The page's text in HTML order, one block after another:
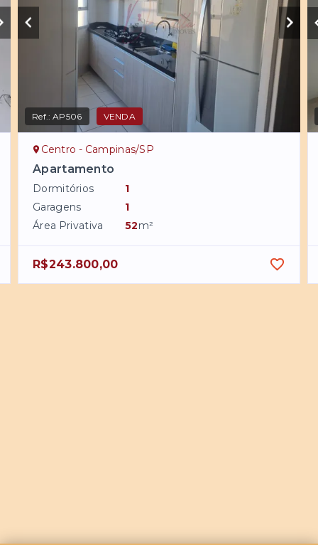
Ref.:AP506 VENDA
Centro - Campinas/SP
Apartamento
Dormitórios
1
Garagens
1
Área Privativa
52m²
R$243.800,00